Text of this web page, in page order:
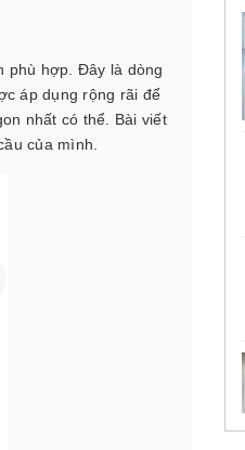
phù hợp. Đây là dòng
áp dụng rộng rãi để
nhất có thể. Bài viết
của mình.